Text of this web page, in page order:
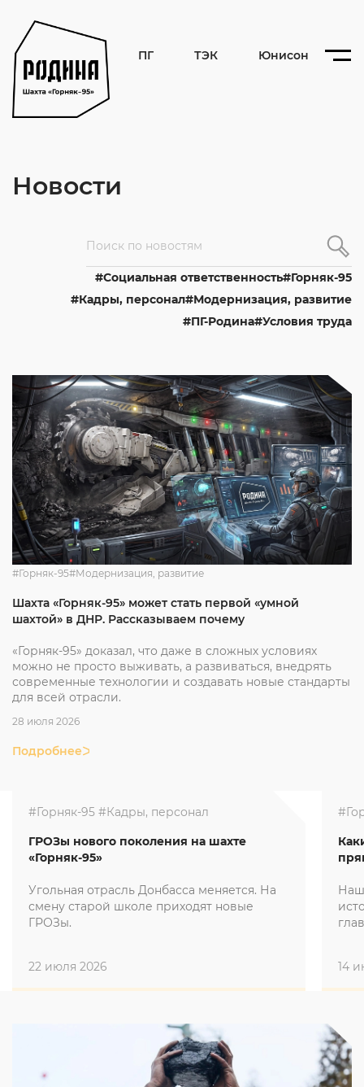
ПГ ТЭК Юнисон
Новости
Cоциальная ответственность
Горняк-95
Кадры, персонал
Модернизация, развитие
ПГ-Родина Условия труда
#Горняк-95#Модернизация, развитие
Шахта «Горняк-95» может стать первой «умной
шахтой» в ДНР. Рассказываем почему
«Горняк-95» доказал, что даже в сложных условиях
можно не просто выживать, а развиваться, внедрять
современные технологии и создавать новые стандарты
для всей отрасли.
28 июля 2026
Подробнее
#Горняк-95 #Кадры, персонал
ГРОЗы нового поколения на шахте
«Горняк-95»
Угольная отрасль Донбасса меняется. На
смену старой школе приходят новые
ГРОЗы.
22 июля 2026
14